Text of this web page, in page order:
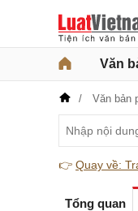
Văn
Văn bản
👉 Quay về:
Tổng quan